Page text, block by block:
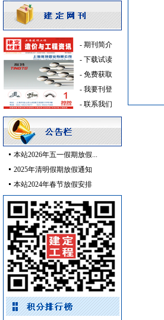
电线电缆
铝扣版
[采购中]
卫浴洁具 [采购中]
线槽线管 [采购中]
给排水系统 [采购中]
室内给排水
[采购中]
加气混凝土砌块 [采购中]
外墙装饰
供水设备
卫浴洁具 [采购中]
石英灯 [采购中]
给排水系统 [采购中]
防水防腐 [采购中]
低压配电房 [采购中]
电气控制开关 [采购中]
简单装修 [采购中]
水泵 [采购中]
光源灯具 [采购中]
防雷接地 [采购中]
筒灯 [采购中]
- 期刊简介
- 下载试读
- 免费获取
- 我要刊登
- 联系我们
本站2026年五一假期放假...
2025年清明假期放假通知
本站2024年春节放假安排